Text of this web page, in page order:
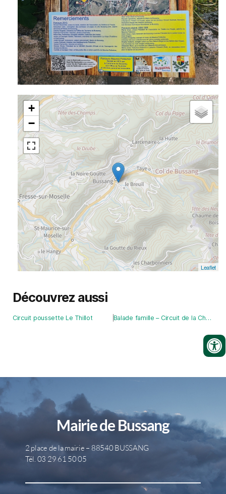
+
−
Leaflet
Découvrez aussi
Circuit poussette Le Thillot Balade famille – Circuit de la Chapelle de Pitié
Mairie de Bussang
2 place de la mairie – 88540 BUSSANG
Tél. 03 29 61 50 05